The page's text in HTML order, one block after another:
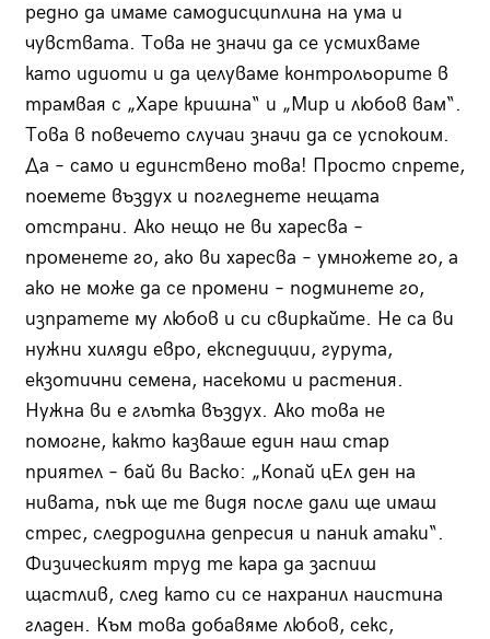
редно да имаме самодисциплина на ума и
чувствата. Това не значи да се усмихваме
като идиоти и да целуваме контрольорите в
трамвая с „Харе кришна“ и „Мир и любов вам“.
Това в повечето случаи значи да се успокоим.
Да – само и единствено това! Просто спрете,
поемете въздух и погледнете нещата
отстрани. Ако нещо не ви харесва –
променете го, ако ви харесва – умножете го, а
ако не може да се промени – подминете го,
изпратете му любов и си свиркайте. Не са ви
нужни хиляди евро, експедиции, гурута,
екзотични семена, насекоми и растения.
Нужна ви е глътка въздух. Ако това не
помогне, както казваше един наш стар
приятел – бай ви Васко: „Копай цЕл ден на
нивата, пък ще те видя после дали ще имаш
стрес, следродилна депресия и паник атаки“.
Физическият труд те кара да заспиш
щастлив, след като си се нахранил наистина
гладен. Към това добавяме любов, секс,